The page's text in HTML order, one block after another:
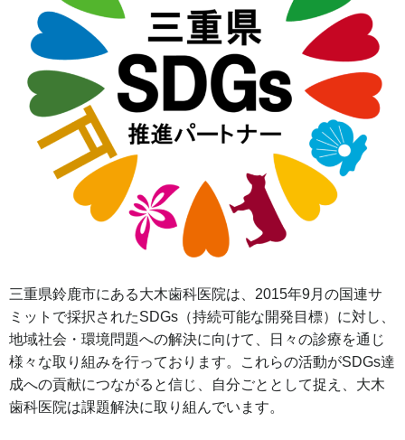
三重県鈴鹿市にある大木歯科医院は、2015年9月の国連サ
ミットで採択されたSDGs（持続可能な開発目標）に対し、
地域社会・環境問題への解決に向けて、日々の診療を通じ
様々な取り組みを行っております。これらの活動がSDGs達
成への貢献につながると信じ、自分ごととして捉え、大木
歯科医院は課題解決に取り組んでいます。